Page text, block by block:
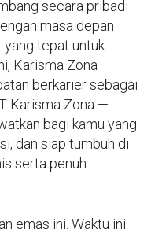
secara pribadi
masa depan
yang tepat untuk
Karisma Zona
berkarier sebagai
Karisma Zona —
bagi kamu yang
dan siap tumbuh di
serta penuh
emas ini. Waktu ini